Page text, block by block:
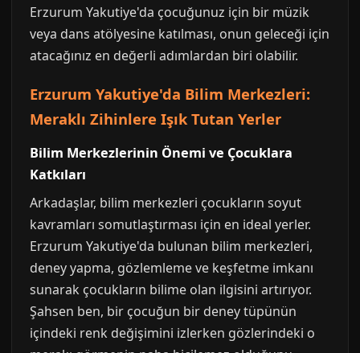
Erzurum Yakutiye'da çocuğunuz için bir müzik
veya dans atölyesine katılması, onun geleceği için
atacağınız en değerli adımlardan biri olabilir.
Erzurum Yakutiye'da Bilim Merkezleri:
Meraklı Zihinlere Işık Tutan Yerler
Bilim Merkezlerinin Önemi ve Çocuklara
Katkıları
Arkadaşlar, bilim merkezleri çocukların soyut
kavramları somutlaştırması için en ideal yerler.
Erzurum Yakutiye'da bulunan bilim merkezleri,
deney yapma, gözlemleme ve keşfetme imkanı
sunarak çocukların bilime olan ilgisini artırıyor.
Şahsen ben, bir çocuğun bir deney tüpünün
içindeki renk değişimini izlerken gözlerindeki o